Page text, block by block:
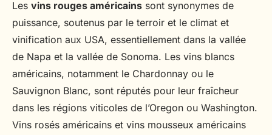
Les vins rouges américains sont synonymes de
puissance, soutenus par le terroir et le climat et
vinification aux USA, essentiellement dans la vallée
de Napa et la vallée de Sonoma. Les vins blancs
américains, notamment le Chardonnay ou le
Sauvignon Blanc, sont réputés pour leur fraîcheur
dans les régions viticoles de l’Oregon ou Washington.
Vins rosés américains et vins mousseux américains